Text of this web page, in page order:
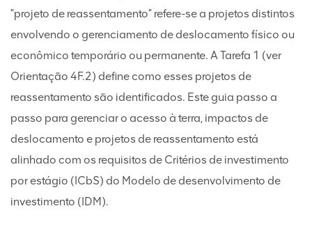
"projeto de reassentamento" refere-se a projetos distintos
envolvendo o gerenciamento de deslocamento físico ou
econômico temporário ou permanente. A Tarefa 1 (ver
Orientação 4F.2) define como esses projetos de
reassentamento são identificados. Este guia passo a
passo para gerenciar o acesso à terra, impactos de
deslocamento e projetos de reassentamento está
alinhado com os requisitos de Critérios de investimento
por estágio (ICbS) do Modelo de desenvolvimento de
investimento (IDM).